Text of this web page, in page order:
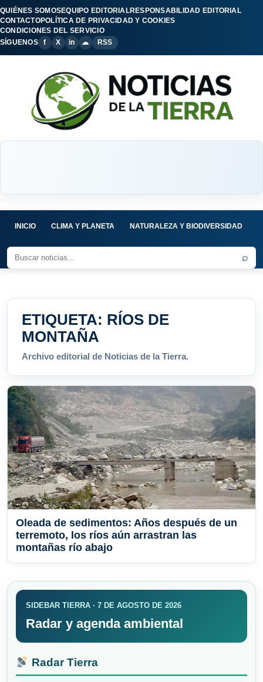
QUIÉNES SOMOSEQUIPO EDITORIALRESPONSABILIDAD EDITORIAL
CONTACTOPOLÍTICA DE PRIVACIDAD Y COOKIES
CONDICIONES DEL SERVICIO
SÍGUENOS
f X in ☁ RSS
INICIO CLIMA Y PLANETA NATURALEZA Y BIODIVERSIDAD
⌕
ETIQUETA: RÍOS DE
MONTAÑA
Archivo editorial de Noticias de la Tierra.
Oleada de sedimentos: Años después de un
terremoto, los ríos aún arrastran las
montañas río abajo
SIDEBAR TIERRA · 7 DE AGOSTO DE 2026
Radar y agenda ambiental
Radar Tierra